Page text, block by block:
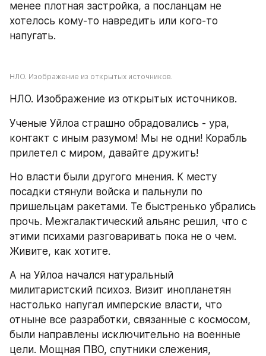
менее плотная застройка, а посланцам не
хотелось кому-то навредить или кого-то
напугать.
НЛО. Изображение из открытых источников.
НЛО. Изображение из открытых источников.
Ученые Уйлоа страшно обрадовались - ура,
контакт с иным разумом! Мы не одни! Корабль
прилетел с миром, давайте дружить!
Но власти были другого мнения. К месту
посадки стянули войска и пальнули по
пришельцам ракетами. Те быстренько убрались
прочь. Межгалактический альянс решил, что с
этими психами разговаривать пока не о чем.
Живите, как хотите.
А на Уйлоа начался натуральный
милитаристский психоз. Визит инопланетян
настолько напугал имперские власти, что
отныне все разработки, связанные с космосом,
были направлены исключительно на военные
цели. Мощная ПВО, спутники слежения,